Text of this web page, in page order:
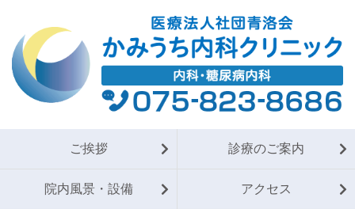
ご挨拶 診療のご案内
院内風景・設備 アクセス